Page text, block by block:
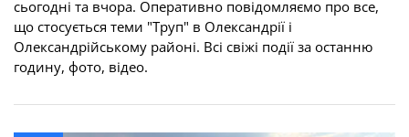
сьогодні та вчора. Оперативно повідомляємо про все,
що стосується теми "Труп" в Олександрії і
Олександрійському районі. Всі свіжі події за останню
годину, фото, відео.